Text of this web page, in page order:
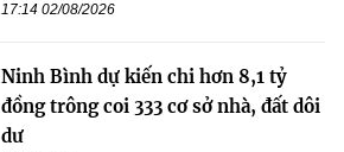
17:14 02/08/2026
Ninh Bình dự kiến chi hơn 8,1 tỷ
đồng trông coi 333 cơ sở nhà, đất dôi
dư